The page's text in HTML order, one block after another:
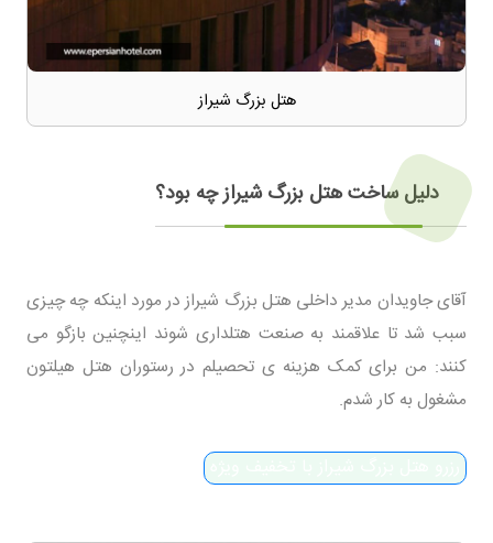
هتل بزرگ شیراز
دلیل ساخت هتل بزرگ شیراز چه بود؟
آقای جاویدان مدیر داخلی هتل بزرگ شیراز در مورد اینکه چه چیزی
سبب شد تا علاقمند به صنعت هتلداری شوند اینچنین بازگو می
کنند: من برای کمک هزینه ی تحصیلم در رستوران هتل هیلتون
مشغول به کار شدم.